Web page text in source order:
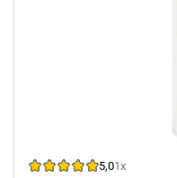
5,01x